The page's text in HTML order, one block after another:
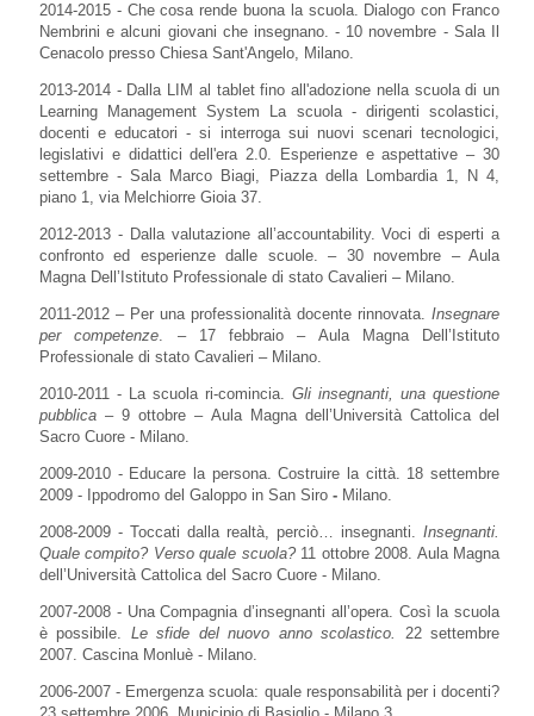
2014-2015 - Che cosa rende buona la scuola. Dialogo con Franco
Nembrini e alcuni giovani che insegnano. - 10 novembre - Sala Il
Cenacolo presso Chiesa Sant'Angelo, Milano.
2013-2014 - Dalla LIM al tablet fino all'adozione nella scuola di un
Learning Management System La scuola - dirigenti scolastici,
docenti e educatori - si interroga sui nuovi scenari tecnologici,
legislativi e didattici dell'era 2.0. Esperienze e aspettative – 30
settembre - Sala Marco Biagi, Piazza della Lombardia 1, N 4,
piano 1, via Melchiorre Gioia 37.
2012-2013 - Dalla valutazione all’accountability. Voci di esperti a
confronto ed esperienze dalle scuole. – 30 novembre – Aula
Magna Dell’Istituto Professionale di stato Cavalieri – Milano.
2011-2012 – Per una professionalità docente rinnovata. Insegnare
per competenze. – 17 febbraio – Aula Magna Dell’Istituto
Professionale di stato Cavalieri – Milano.
2010-2011 - La scuola ri-comincia. Gli insegnanti, una questione
pubblica – 9 ottobre – Aula Magna dell’Università Cattolica del
Sacro Cuore - Milano.
2009-2010 - Educare la persona. Costruire la città. 18 settembre
2009 - Ippodromo del Galoppo in San Siro - Milano.
2008-2009 - Toccati dalla realtà, perciò… insegnanti. Insegnanti.
Quale compito? Verso quale scuola? 11 ottobre 2008. Aula Magna
dell’Università Cattolica del Sacro Cuore - Milano.
2007-2008 - Una Compagnia d’insegnanti all’opera. Così la scuola
è possibile. Le sfide del nuovo anno scolastico. 22 settembre
2007. Cascina Monluè - Milano.
2006-2007 - Emergenza scuola: quale responsabilità per i docenti?